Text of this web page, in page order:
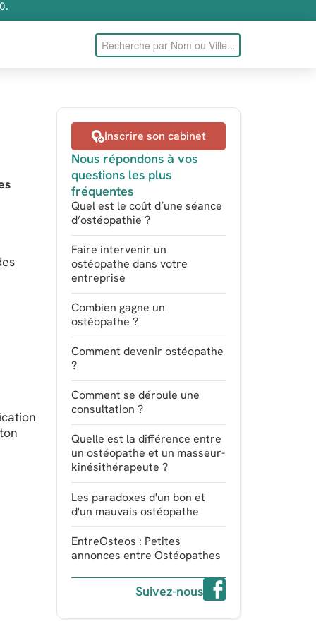
Inscrire son cabinet
Nous répondons à vos
questions les plus
fréquentes
Quel est le coût d’une séance
d’ostéopathie ?
Faire intervenir un
ostéopathe dans votre
entreprise
Combien gagne un
ostéopathe ?
Comment devenir ostéopathe
?
Comment se déroule une
consultation ?
Quelle est la différence entre
un ostéopathe et un masseur-
kinésithérapeute ?
Les paradoxes d'un bon et
d'un mauvais ostéopathe
EntreOsteos : Petites
annonces entre Ostéopathes
Suivez-nous